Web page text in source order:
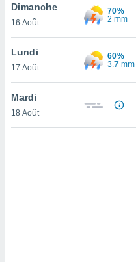
votre
à
en
le
Dimanche
16 Août
70%
2 mm
Lundi
17 Août
60%
3.7 mm
Mardi
18 Août